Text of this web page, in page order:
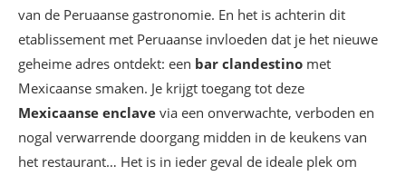
van de Peruaanse gastronomie. En het is achterin dit
etablissement met Peruaanse invloeden dat je het nieuwe
geheime adres ontdekt: een bar clandestino met
Mexicaanse smaken. Je krijgt toegang tot deze
Mexicaanse enclave via een onverwachte, verboden en
nogal verwarrende doorgang midden in de keukens van
het restaurant… Het is in ieder geval de ideale plek om